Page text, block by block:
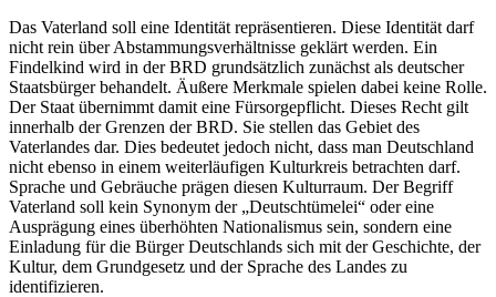
Das Vaterland soll eine Identität repräsentieren. Diese Identität darf
nicht rein über Abstammungsverhältnisse geklärt werden. Ein
Findelkind wird in der BRD grundsätzlich zunächst als deutscher
Staatsbürger behandelt. Äußere Merkmale spielen dabei keine Rolle.
Der Staat übernimmt damit eine Fürsorgepflicht. Dieses Recht gilt
innerhalb der Grenzen der BRD. Sie stellen das Gebiet des
Vaterlandes dar. Dies bedeutet jedoch nicht, dass man Deutschland
nicht ebenso in einem weiterläufigen Kulturkreis betrachten darf.
Sprache und Gebräuche prägen diesen Kulturraum. Der Begriff
Vaterland soll kein Synonym der „Deutschtümelei“ oder eine
Ausprägung eines überhöhten Nationalismus sein, sondern eine
Einladung für die Bürger Deutschlands sich mit der Geschichte, der
Kultur, dem Grundgesetz und der Sprache des Landes zu
identifizieren.